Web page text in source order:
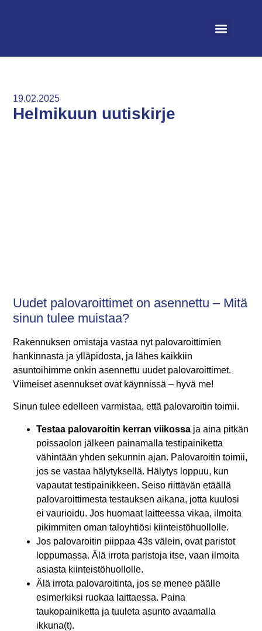
19.02.2025
Helmikuun uutiskirje
Uudet palovaroittimet on asennettu – Mitä
sinun tulee muistaa?
Rakennuksen omistaja vastaa nyt palovaroittimien
hankinnasta ja ylläpidosta, ja lähes kaikkiin
asuntoihimme onkin asennettu uudet palovaroittimet.
Viimeiset asennukset ovat käynnissä – hyvä me!
Sinun tulee edelleen varmistaa, että palovaroitin toimii.
Testaa palovaroitin kerran viikossa ja aina pitkän
poissaolon jälkeen painamalla testipainiketta
vähintään yhden sekunnin ajan. Palovaroitin toimii,
jos se vastaa hälytyksellä. Hälytys loppuu, kun
vapautat testipainikkeen. Seiso riittävän etäällä
palovaroittimesta testauksen aikana, jotta kuulosi
ei vaurioidu. Jos huomaat laitteessa vikaa, ilmoita
pikimmiten oman taloyhtiösi kiinteistöhuollolle.
Jos palovaroitin piippaa 43s välein, ovat paristot
loppumassa. Älä irrota paristoja itse, vaan ilmoita
asiasta kiinteistöhuollolle.
Älä irrota palovaroitinta, jos se menee päälle
esimerkiksi ruokaa laittaessa. Paina
taukopainiketta ja tuuleta asunto avaamalla
ikkuna(t).